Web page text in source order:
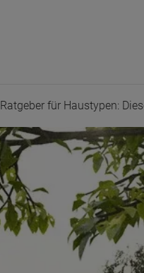
Ratgeber für Haustypen: